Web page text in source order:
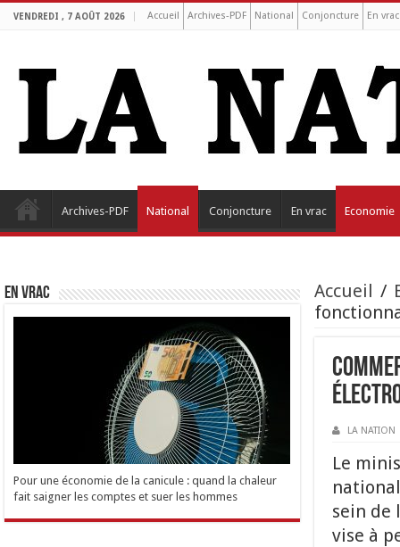
VENDREDI , 7 AOÛT 2026 Accueil Archives-PDF National Conjoncture En vrac
Archives-PDF National Conjoncture En vrac Economie
Accueil /
LA NATION
Le
sein de
vise à
EN VRAC
Pour une économie de la canicule : quand la chaleur
fait saigner les comptes et suer les hommes